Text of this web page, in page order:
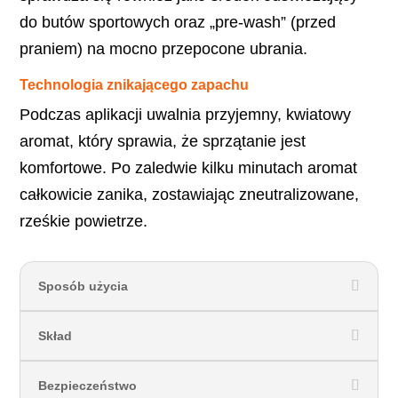
do butów sportowych oraz „pre-wash” (przed
praniem) na mocno przepocone ubrania.
Technologia znikającego zapachu
Podczas aplikacji uwalnia przyjemny, kwiatowy
aromat, który sprawia, że sprzątanie jest
komfortowe. Po zaledwie kilku minutach aromat
całkowicie zanika, zostawiając zneutralizowane,
rześkie powietrze.
Sposób użycia
Skład
Bezpieczeństwo